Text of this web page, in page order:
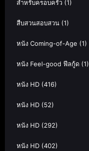
สำหรับครอบครัว (1)
สืบสวนสอบสวน (1)
หนัง Coming-of-Age (1)
หนัง Feel-good ฟีลกู้ด (1)
หนัง HD (416)
หนัง HD (52)
หนัง HD (292)
หนัง HD (402)